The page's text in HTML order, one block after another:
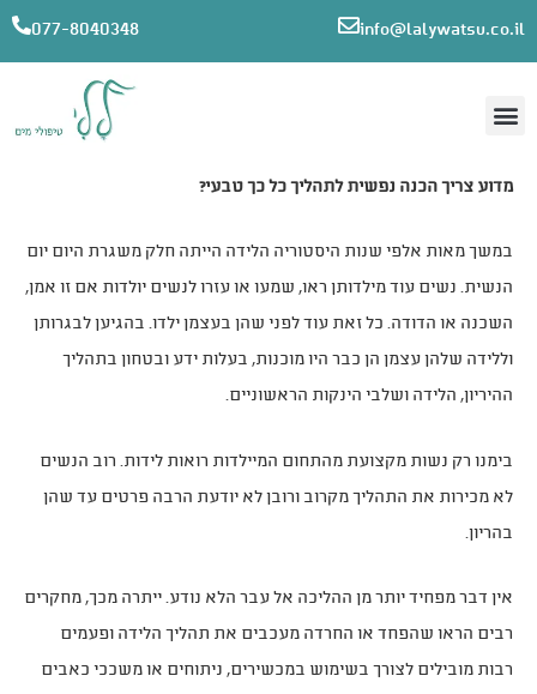
077-8040348 info@lalywatsu.co.il
הכנה ללידה
מדוע צריך הכנה נפשית לתהליך כל כך טבעי?
במשך מאות אלפי שנות היסטוריה הלידה הייתה חלק משגרת היום יום
הנשית. נשים עוד מילדותן ראו, שמעו או עזרו לנשים יולדות אם זו אמן,
השכנה או הדודה. כל זאת עוד לפני שהן בעצמן ילדו. בהגיען לבגרותן
וללידה שלהן עצמן הן כבר היו מוכנות, בעלות ידע ובטחון בתהליך
ההיריון, הלידה ושלבי הינקות הראשוניים.
בימנו רק נשות מקצועת מהתחום המיילדות רואות לידות. רוב הנשים
לא מכירות את התהליך מקרוב ורובן לא יודעת הרבה פרטים עד שהן
בהריון.
אין דבר מפחיד יותר מן ההליכה אל עבר הלא נודע. ייתרה מכך, מחקרים
רבים הראו שהפחד או החרדה מעכבים את תהליך הלידה ופעמים
רבות מובילים לצורך בשימוש במכשירים, ניתוחים או משככי כאבים